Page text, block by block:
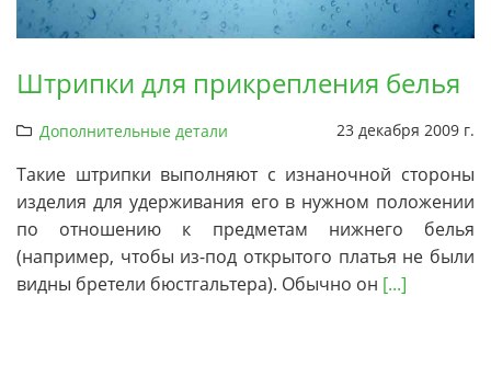
Штрипки для прикрепления белья
Дополнительные детали 23 декабря 2009 г.
Такие штрипки выполняют с изнаночной стороны
изделия для удерживания его в нужном положении
по отношению к предметам нижнего белья
(например, чтобы из-под открытого платья не были
видны бретели бюстгальтера). Обычно он [...]